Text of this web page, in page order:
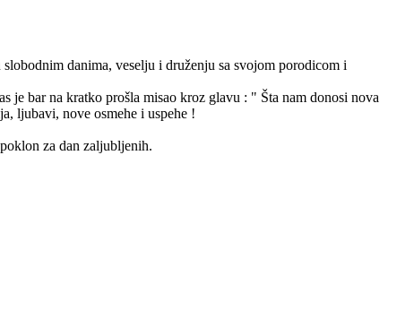
danima, veselju i druženju sa svojom porodicom i
je bar na kratko prošla misao kroz glavu : " Šta nam donosi nova
ljubavi, nove osmehe i uspehe !
za dan zaljubljenih.